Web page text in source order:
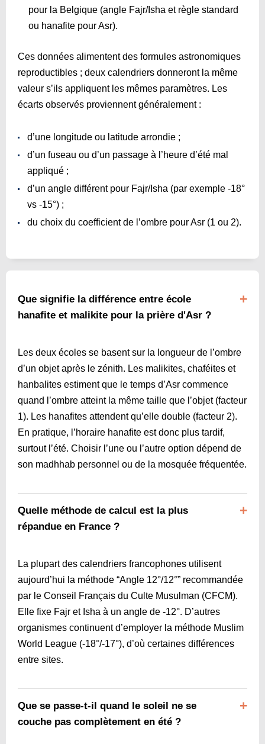
pour la Belgique (angle Fajr/Isha et règle standard
ou hanafite pour Asr).
Ces données alimentent des formules astronomiques
reproductibles ; deux calendriers donneront la même
valeur s’ils appliquent les mêmes paramètres. Les
écarts observés proviennent généralement :
d’une longitude ou latitude arrondie ;
d’un fuseau ou d’un passage à l’heure d’été mal
appliqué ;
d’un angle différent pour Fajr/Isha (par exemple ‑18°
vs ‑15°) ;
du choix du coefficient de l’ombre pour Asr (1 ou 2).
Que signifie la différence entre école
hanafite et malikite pour la prière d'Asr ?
Les deux écoles se basent sur la longueur de l’ombre
d’un objet après le zénith. Les malikites, chaféites et
hanbalites estiment que le temps d’Asr commence
quand l’ombre atteint la même taille que l’objet (facteur
1). Les hanafites attendent qu’elle double (facteur 2).
En pratique, l’horaire hanafite est donc plus tardif,
surtout l’été. Choisir l’une ou l’autre option dépend de
son madhhab personnel ou de la mosquée fréquentée.
Quelle méthode de calcul est la plus
répandue en France ?
La plupart des calendriers francophones utilisent
aujourd’hui la méthode “Angle 12°/12°” recommandée
par le Conseil Français du Culte Musulman (CFCM).
Elle fixe Fajr et Isha à un angle de ‑12°. D’autres
organismes continuent d’employer la méthode Muslim
World League (-18°/-17°), d’où certaines différences
entre sites.
Que se passe-t-il quand le soleil ne se
couche pas complètement en été ?